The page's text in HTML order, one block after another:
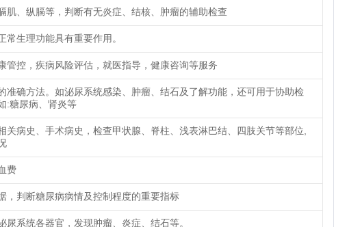
肌、纵膈等，判断有无炎症、结核、肿瘤的辅助检查
常生理功能具有重要作用。
管控，疾病风险评估，就医指导，健康咨询等服务
准确方法。如泌尿系统感染、肿瘤、结石及了解功能，还可用于协助检
:糖尿病、肾炎等
关病史、手术病史，检查甲状腺、脊柱、浅表淋巴结、四肢关节等部位,
费
，判断糖尿病病情及控制程度的重要指标
尿系统各器官，发现肿瘤、炎症、结石等。